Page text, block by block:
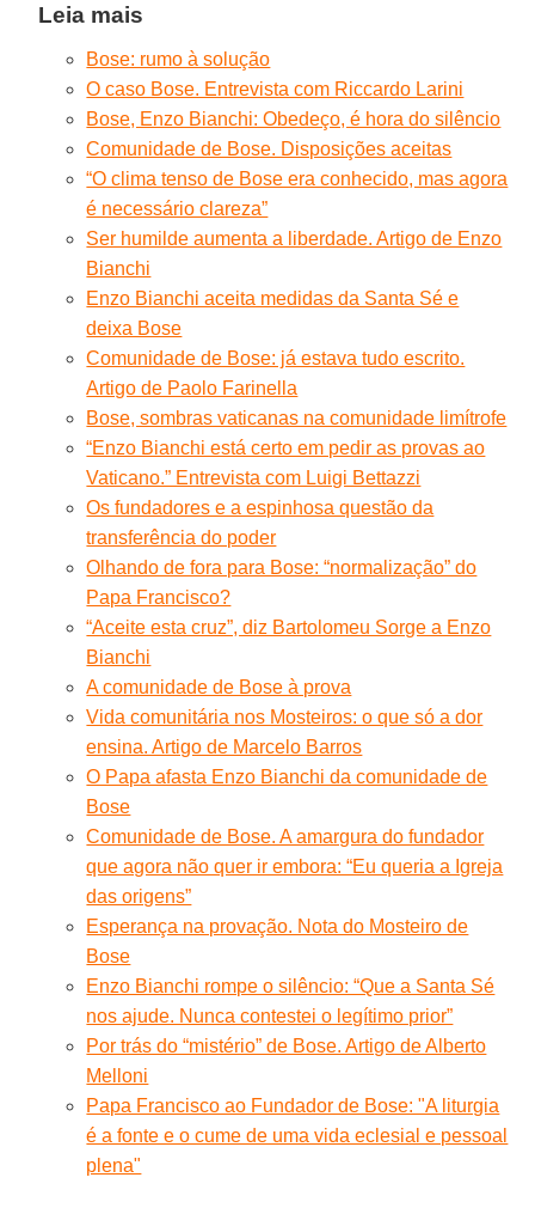
Leia mais
Bose: rumo à solução
O caso Bose. Entrevista com Riccardo Larini
Bose, Enzo Bianchi: Obedeço, é hora do silêncio
Comunidade de Bose. Disposições aceitas
“O clima tenso de Bose era conhecido, mas agora
é necessário clareza”
Ser humilde aumenta a liberdade. Artigo de Enzo
Bianchi
Enzo Bianchi aceita medidas da Santa Sé e
deixa Bose
Comunidade de Bose: já estava tudo escrito.
Artigo de Paolo Farinella
Bose, sombras vaticanas na comunidade limítrofe
“Enzo Bianchi está certo em pedir as provas ao
Vaticano.” Entrevista com Luigi Bettazzi
Os fundadores e a espinhosa questão da
transferência do poder
Olhando de fora para Bose: “normalização” do
Papa Francisco?
“Aceite esta cruz”, diz Bartolomeu Sorge a Enzo
Bianchi
A comunidade de Bose à prova
Vida comunitária nos Mosteiros: o que só a dor
ensina. Artigo de Marcelo Barros
O Papa afasta Enzo Bianchi da comunidade de
Bose
Comunidade de Bose. A amargura do fundador
que agora não quer ir embora: “Eu queria a Igreja
das origens”
Esperança na provação. Nota do Mosteiro de
Bose
Enzo Bianchi rompe o silêncio: “Que a Santa Sé
nos ajude. Nunca contestei o legítimo prior”
Por trás do “mistério” de Bose. Artigo de Alberto
Melloni
Papa Francisco ao Fundador de Bose: "A liturgia
é a fonte e o cume de uma vida eclesial e pessoal
plena"